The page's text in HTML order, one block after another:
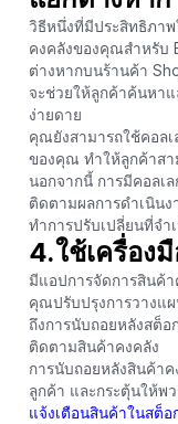
วิธีหนึ่งที่มีประสิทธิภา
คงคลังของคุณสำหรับ
ต่างหากบนร้านค้า
จะช่วยให้ลูกค้าค้นหา
ง่ายดาย
คุณยังสามารถใช้คอล
ของคุณ ทำให้ลูกค้าสา
นอกจากนี้ การมีคอลเ
ติดตามผลการดำเนิน
ทำการปรับเปลี่ยนที่จำ
4.ใช้เครื่อง
มีแอปการจัดการสินค้
คุณปรับปรุงการวางแ
ถึงการนับถอยหลังสต็อ
ติดตามสินค้าคงคลัง
การนับถอยหลังสินค้าค
ลูกค้า และกระตุ้นให้พ
แจ้งเตือนสินค้าในสต็อ